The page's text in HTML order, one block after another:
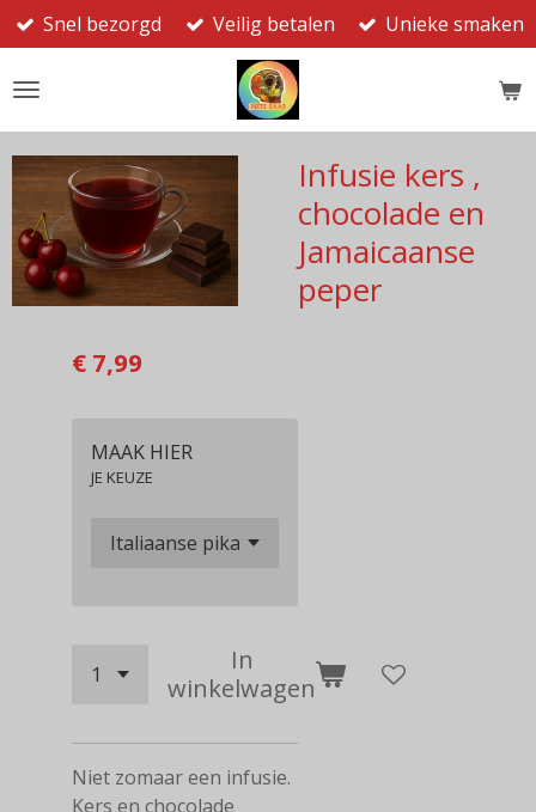
Ga
direct
naar
Snel bezorgd Veilig betalen Unieke smaken
Infusie kers ,
chocolade en
Jamaicaanse
peper
€ 7,99
MAAK HIER
JE KEUZE
In
winkelwagen
Niet zomaar een infusie.
Kers en chocolade